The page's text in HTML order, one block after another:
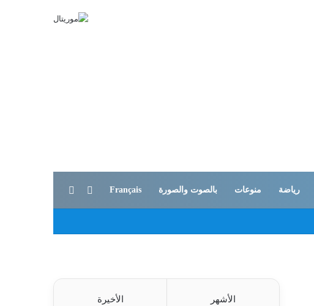
رياضة منوعات بالصوت والصورة Français الوضع المظلم
الأشهر الأخيرة